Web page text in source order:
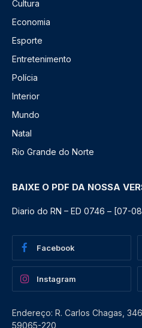
Cultura
Economia
Esporte
Entretenimento
Polícia
Interior
Mundo
Natal
Rio Grande do Norte
BAIXE O PDF DA NOSSA
Diario do RN – ED 0746 – [07-
Facebook
Instagram
Endereço: R. Carlos Chagas,
59065-220